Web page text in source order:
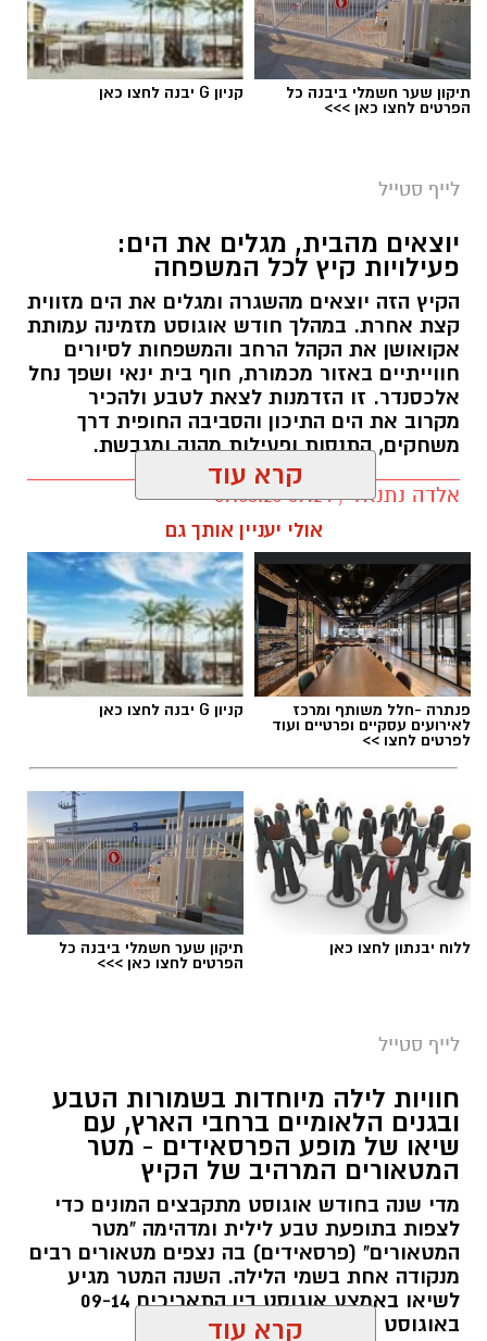
תיקון שער חשמלי ביבנה כל
הפרטים לחצו כאן >>>
קניון G יבנה לחצו כאן
לייף סטייל
יוצאים מהבית, מגלים את הים:
פעילויות קיץ לכל המשפחה
הקיץ הזה יוצאים מהשגרה ומגלים את הים מזווית
קצת אחרת. במהלך חודש אוגוסט מזמינה עמותת
אקואושן את הקהל הרחב והמשפחות לסיורים
חווייתיים באזור מכמורת, חוף בית ינאי ושפך נחל
אלכסנדר. זו הזדמנות לצאת לטבע ולהכיר
מקרוב את הים התיכון והסביבה החופית דרך
משחקים, התנסות ופעילות מהנה ומגבשת.
אלדה נתנאל / 09:24 07.08.26
סיורי משפחות- צילום מיקה וולוב, אקואושן
במהלך הפעילות יכירו המשתתפים את הטבע
האקולוגית המקומית. בהמשך יגיעו למרכז החינוך
חי של חוף סלעי בישראל ולהכיר מקרוב את בעלי
החיים הימיים החיים בו. במהלך הסיור ייחשפו גם
לאתגרים המשפיעים על הסביבה הימית, ובהם
פסולת ובעיקר פלסטיק, וילמדו באופן חווייתי כיצד
ניתן לשמור על הים ולסייע בהגנה עליו.
מועדי הסיורים:
24 באוגוסט, יום שני, בשעות 9:00-12:00 הורים
וילדים
קרא עוד
אולי יעניין אותך גם
פנתרה -חלל משותף ומרכז
לאירועים עסקיים ופרטיים ועוד
לפרטים לחצו >>
קניון G יבנה לחצו כאן
ללוח יבנתון לחצו כאן תיקון שער חשמלי ביבנה כל
הפרטים לחצו כאן >>>
לייף סטייל
חוויות לילה מיוחדות בשמורות הטבע
ובגנים הלאומיים ברחבי הארץ, עם
שיאו של מופע הפרסאידים - מטר
המטאורים המרהיב של הקיץ
מדי שנה בחודש אוגוסט מתקבצים המונים כדי
לצפות בתופעת טבע לילית ומדהימה "מטר
המטאורים" (פרסאידים) בה נצפים מטאורים רבים
מנקודה אחת בשמי הלילה. השנה המטר מגיע
לשיאו באמצע אוגוסט בין התאריכים 09-14
באוגוסט 2026.
קרא עוד